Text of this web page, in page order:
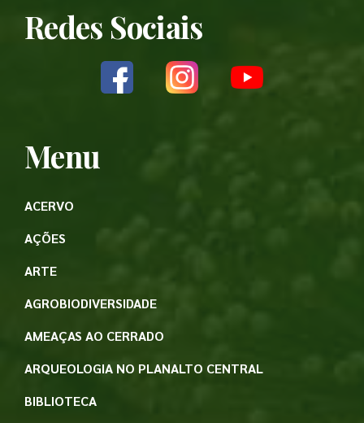
Redes Sociais
Menu
ACERVO
AÇÕES
ARTE
AGROBIODIVERSIDADE
AMEAÇAS AO CERRADO
ARQUEOLOGIA NO PLANALTO CENTRAL
BIBLIOTECA